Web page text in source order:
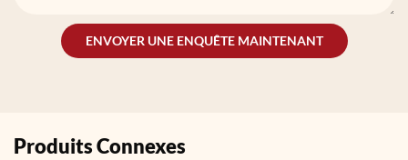
ENVOYER UNE ENQUÊTE MAINTENANT
Produits Connexes